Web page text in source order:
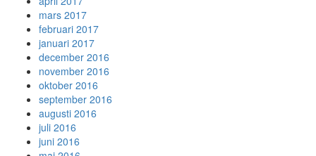
mars 2017
februari 2017
januari 2017
december 2016
november 2016
oktober 2016
september 2016
augusti 2016
juli 2016
juni 2016